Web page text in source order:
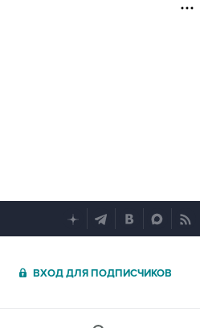
ВХОД ДЛЯ ПОДПИСЧИКОВ